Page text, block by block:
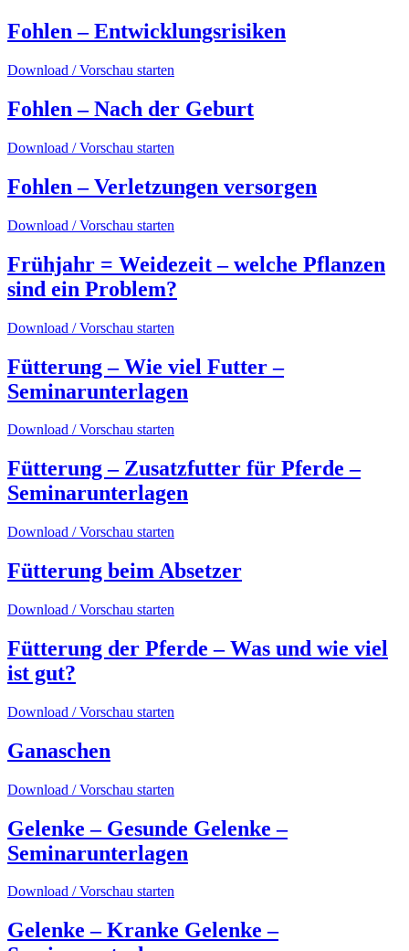
Fohlen – Entwicklungsrisiken
Download / Vorschau starten
Fohlen – Nach der Geburt
Download / Vorschau starten
Fohlen – Verletzungen versorgen
Download / Vorschau starten
Frühjahr = Weidezeit – welche Pflanzen
sind ein Problem?
Download / Vorschau starten
Fütterung – Wie viel Futter –
Seminarunterlagen
Download / Vorschau starten
Fütterung – Zusatzfutter für Pferde –
Seminarunterlagen
Download / Vorschau starten
Fütterung beim Absetzer
Download / Vorschau starten
Fütterung der Pferde – Was und wie viel
ist gut?
Download / Vorschau starten
Ganaschen
Download / Vorschau starten
Gelenke – Gesunde Gelenke –
Seminarunterlagen
Download / Vorschau starten
Gelenke – Kranke Gelenke –